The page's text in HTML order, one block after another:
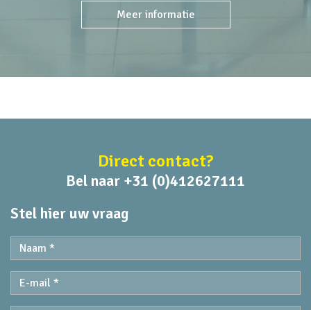
Meer informatie
Direct contact?
Bel naar +31 (0)412627111
Stel hier uw vraag